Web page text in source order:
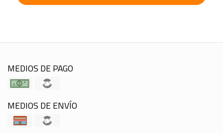
MEDIOS DE PAGO
MEDIOS DE ENVÍO